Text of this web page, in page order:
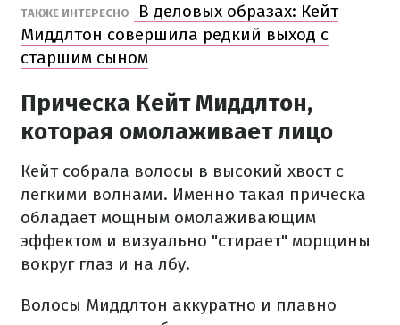
ТАКЖЕ ИНТЕРЕСНО
В деловых образах: Кейт
Миддлтон совершила редкий выход с
старшим сыном
Прическа Кейт Миддлтон,
которая омолаживает лицо
Кейт собрала волосы в высокий хвост с
легкими волнами. Именно такая прическа
обладает мощным омолаживающим
эффектом и визуально "стирает" морщины
вокруг глаз и на лбу.
Волосы Миддлтон аккуратно и плавно